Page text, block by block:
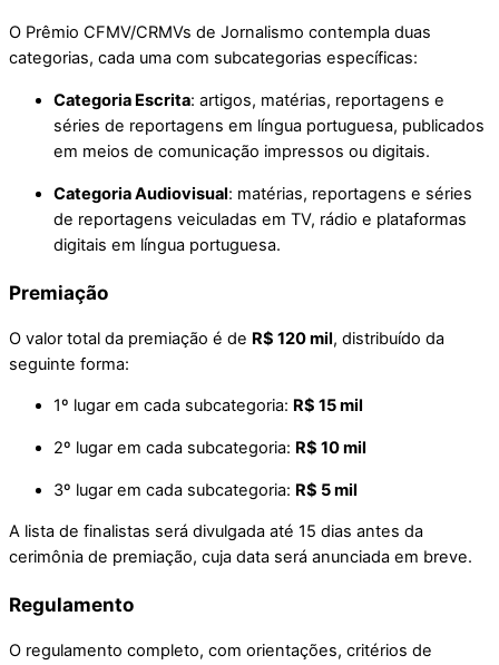
O Prêmio CFMV/CRMVs de Jornalismo contempla duas
categorias, cada uma com subcategorias específicas:
Categoria Escrita: artigos, matérias, reportagens e
séries de reportagens em língua portuguesa, publicados
em meios de comunicação impressos ou digitais.
Categoria Audiovisual: matérias, reportagens e séries
de reportagens veiculadas em TV, rádio e plataformas
digitais em língua portuguesa.
Premiação
O valor total da premiação é de R$ 120 mil, distribuído da
seguinte forma:
1º lugar em cada subcategoria: R$ 15 mil
2º lugar em cada subcategoria: R$ 10 mil
3º lugar em cada subcategoria: R$ 5 mil
A lista de finalistas será divulgada até 15 dias antes da
cerimônia de premiação, cuja data será anunciada em breve.
Regulamento
O regulamento completo, com orientações, critérios de